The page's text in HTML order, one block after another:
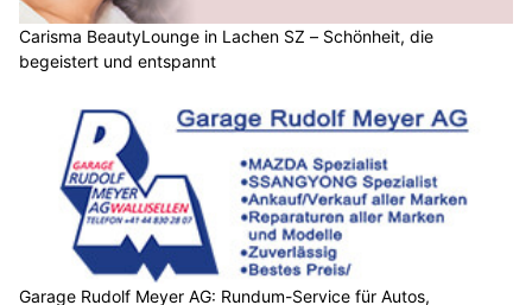
Carisma BeautyLounge in Lachen SZ – Schönheit, die
begeistert und entspannt
Garage Rudolf Meyer AG: Rundum-Service für Autos,